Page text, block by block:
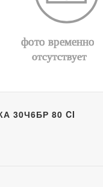
30Ч6БР 80 CI